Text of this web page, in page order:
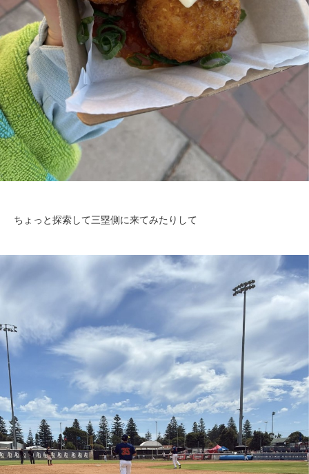
ちょっと探索して三塁側に来てみたりして